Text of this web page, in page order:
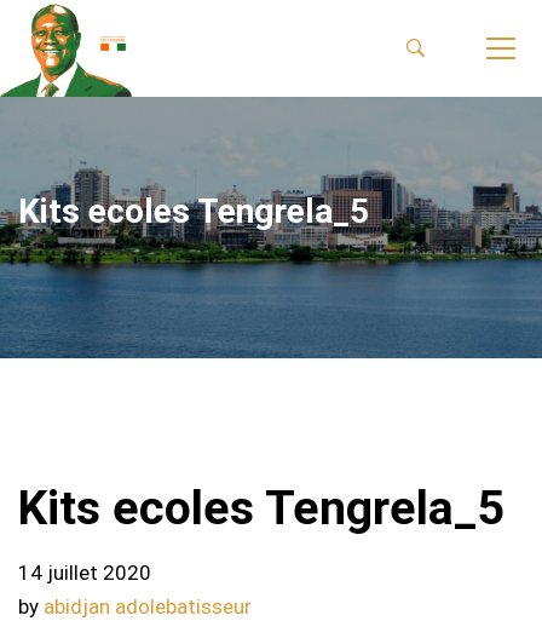
Kits ecoles Tengrela_5
Kits ecoles Tengrela_5
14 juillet 2020
by abidjan adolebatisseur